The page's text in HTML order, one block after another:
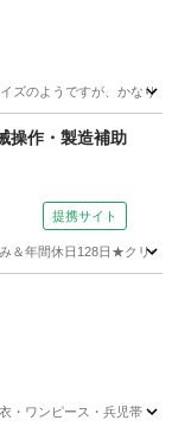
ズのようですが、かなり
作・製造補助
提携サイト
＆年間休日128日★クリ
・ワンピース・兵児帯・